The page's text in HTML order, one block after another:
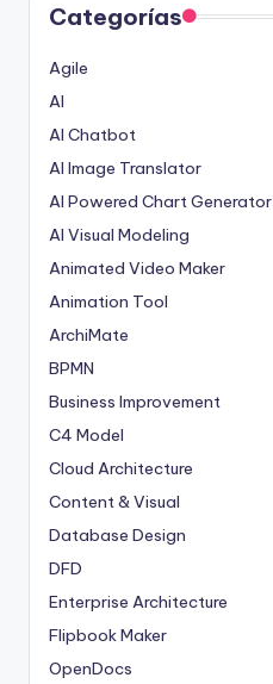
Categorías
Agile
AI
AI Chatbot
AI Image Translator
AI Powered Chart Generator
AI Visual Modeling
Animated Video Maker
Animation Tool
ArchiMate
BPMN
Business Improvement
C4 Model
Cloud Architecture
Content & Visual
Database Design
DFD
Enterprise Architecture
Flipbook Maker
OpenDocs